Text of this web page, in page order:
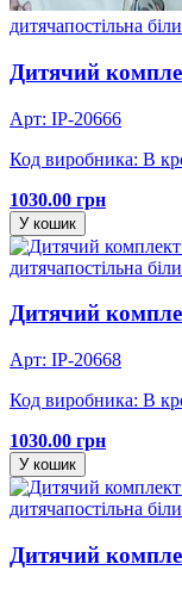
дитячапостільна
Дитячий
Арт: IP-20666
Код виробника: В
1030.00 грн
У кошик
дитячапостільна
Дитячий
Арт: IP-20668
Код виробника: В
1030.00 грн
У кошик
дитячапостільна
Дитячий